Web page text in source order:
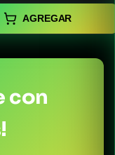
AGREGAR
con